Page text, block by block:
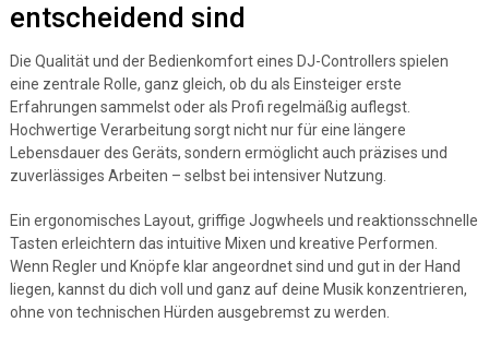
entscheidend sind
Die Qualität und der Bedienkomfort eines DJ-Controllers spielen
eine zentrale Rolle, ganz gleich, ob du als Einsteiger erste
Erfahrungen sammelst oder als Profi regelmäßig auflegst.
Hochwertige Verarbeitung sorgt nicht nur für eine längere
Lebensdauer des Geräts, sondern ermöglicht auch präzises und
zuverlässiges Arbeiten – selbst bei intensiver Nutzung.
Ein ergonomisches Layout, griffige Jogwheels und reaktionsschnelle
Tasten erleichtern das intuitive Mixen und kreative Performen.
Wenn Regler und Knöpfe klar angeordnet sind und gut in der Hand
liegen, kannst du dich voll und ganz auf deine Musik konzentrieren,
ohne von technischen Hürden ausgebremst zu werden.